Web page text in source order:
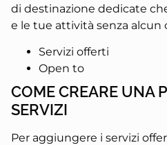
di destinazione dedicate
e le tue attività senza alcun
Servizi offerti
Open to
COME CREARE UNA
SERVIZI
Per aggiungere i servizi